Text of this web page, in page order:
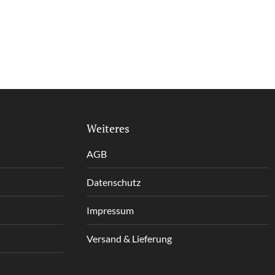
Weiteres
AGB
Datenschutz
Impressum
Versand & Lieferung